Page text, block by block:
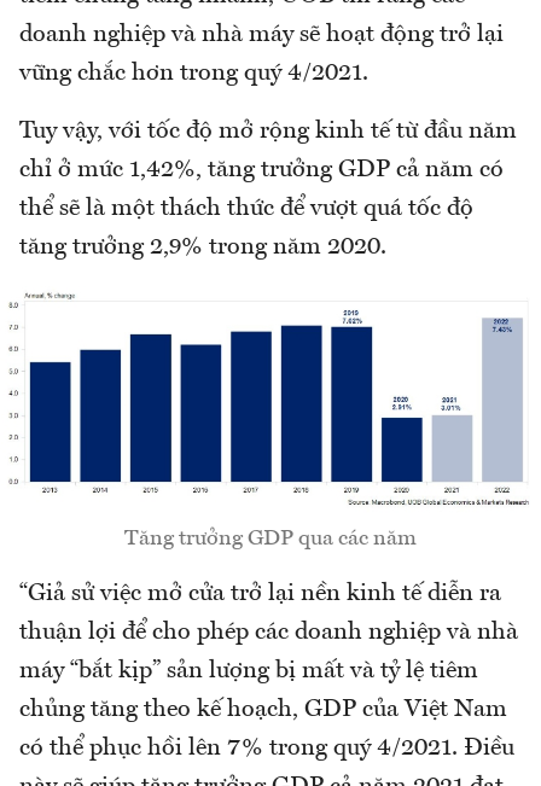
doanh nghiệp và nhà máy sẽ hoạt động trở lại
vững chắc hơn trong quý 4/2021.
Tuy vậy, với tốc độ mở rộng kinh tế từ đầu năm
chỉ ở mức 1,42%, tăng trưởng GDP cả năm có
thể sẽ là một thách thức để vượt quá tốc độ
tăng trưởng 2,9% trong năm 2020.
Tăng trưởng GDP qua các năm
“Giả sử việc mở cửa trở lại nền kinh tế diễn ra
thuận lợi để cho phép các doanh nghiệp và nhà
máy “bắt kịp” sản lượng bị mất và tỷ lệ tiêm
chủng tăng theo kế hoạch, GDP của Việt Nam
có thể phục hồi lên 7% trong quý 4/2021. Điều